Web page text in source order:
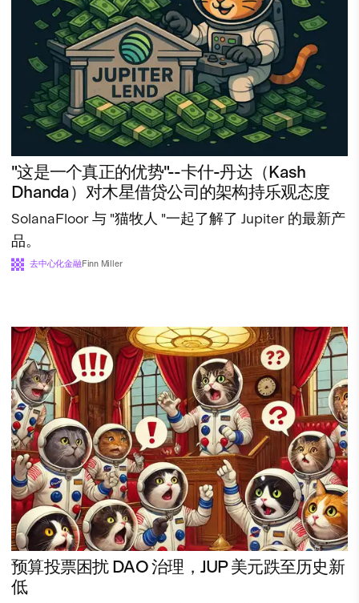
"这是一个真正的优势"--卡什-丹达（Kash
Dhanda）对木星借贷公司的架构持乐观态度
SolanaFloor 与 "猫牧人 "一起了解了 Jupiter 的最新产
品。
去中心化金融Finn Miller
预算投票困扰 DAO 治理，JUP 美元跌至历史新
低